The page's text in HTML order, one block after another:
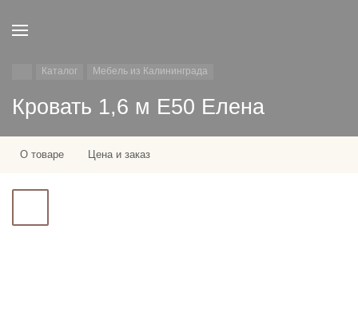
Каталог Мебель из Калининграда
Кровать 1,6 м E50 Елена
О товаре Цена и заказ